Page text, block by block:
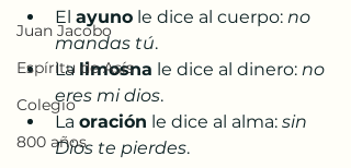
Juan Jacobo
Espíritu de Asís
Colegio
800 años
El ayuno le dice al cuerpo: no
mandas tú.
La limosna le dice al dinero: no
eres mi dios.
La oración le dice al alma: sin
Dios te pierdes.